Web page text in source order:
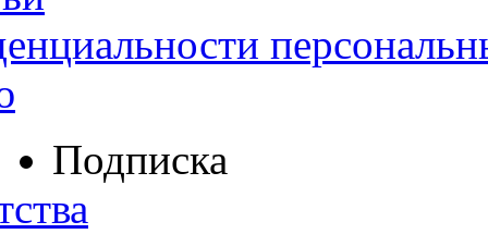
Подписка